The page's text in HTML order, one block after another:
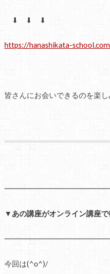
⬇ ⬇ ⬇
https://hanashikata-
皆さんにお会いできるのを楽
▼あの講座がオンライン講座で
今回は(^o^)/